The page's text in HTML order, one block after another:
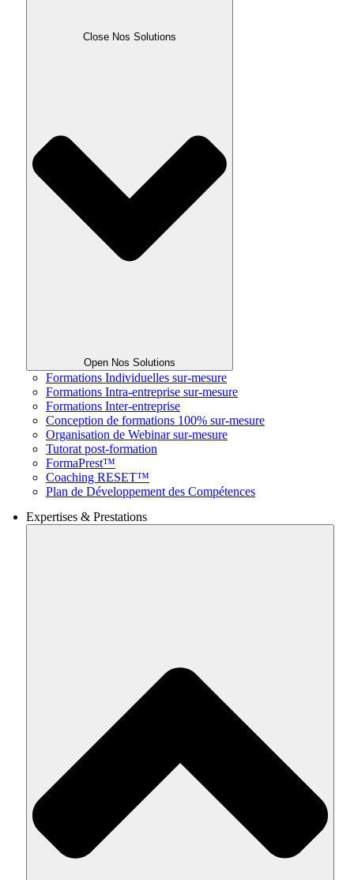
Close Nos Solutions
Open Nos Solutions
Formations Individuelles sur-mesure
Formations Intra-entreprise sur-mesure
Formations Inter-entreprise
Conception de formations 100% sur-mesure
Organisation de Webinar sur-mesure
Tutorat post-formation
FormaPrest™
Coaching RESET™
Plan de Développement des Compétences
Expertises & Prestations